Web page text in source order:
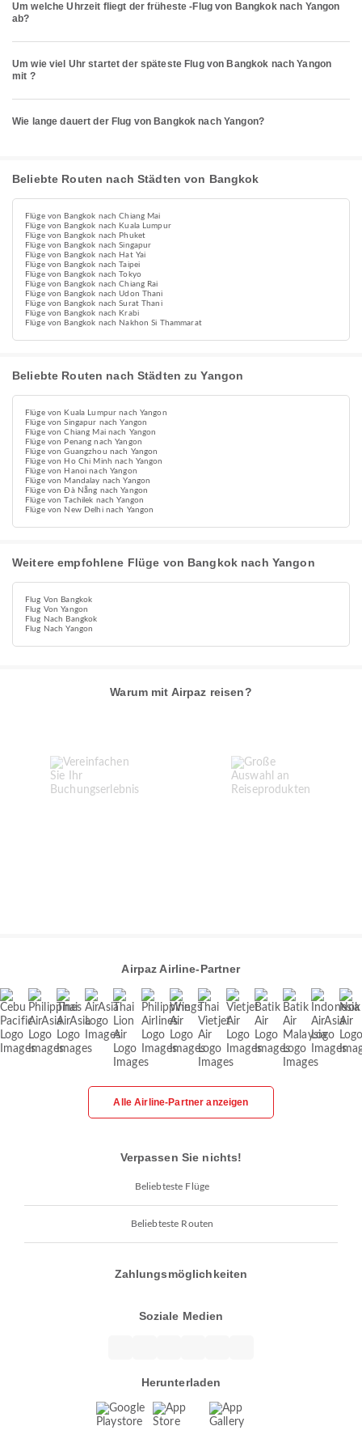
Um welche Uhrzeit fliegt der früheste -Flug von Bangkok nach Yangon
ab?
Um wie viel Uhr startet der späteste Flug von Bangkok nach Yangon
mit ?
Wie lange dauert der Flug von Bangkok nach Yangon?
Beliebte Routen nach Städten von Bangkok
Flüge von Bangkok nach Chiang Mai
Flüge von Bangkok nach Kuala Lumpur
Flüge von Bangkok nach Phuket
Flüge von Bangkok nach Singapur
Flüge von Bangkok nach Hat Yai
Flüge von Bangkok nach Taipei
Flüge von Bangkok nach Tokyo
Flüge von Bangkok nach Chiang Rai
Flüge von Bangkok nach Udon Thani
Flüge von Bangkok nach Surat Thani
Flüge von Bangkok nach Krabi
Flüge von Bangkok nach Nakhon Si Thammarat
Beliebte Routen nach Städten zu Yangon
Flüge von Kuala Lumpur nach Yangon
Flüge von Singapur nach Yangon
Flüge von Chiang Mai nach Yangon
Flüge von Penang nach Yangon
Flüge von Guangzhou nach Yangon
Flüge von Ho Chi Minh nach Yangon
Flüge von Hanoi nach Yangon
Flüge von Mandalay nach Yangon
Flüge von Đà Nẵng nach Yangon
Flüge von Tachilek nach Yangon
Flüge von New Delhi nach Yangon
Weitere empfohlene Flüge von Bangkok nach Yangon
Flug Von Bangkok
Flug Von Yangon
Flug Nach Bangkok
Flug Nach Yangon
Warum mit Airpaz reisen?
Airpaz Airline-Partner
Alle Airline-Partner anzeigen
Verpassen Sie nichts!
Beliebteste Flüge
Beliebteste Routen
Zahlungsmöglichkeiten
Soziale Medien
Herunterladen